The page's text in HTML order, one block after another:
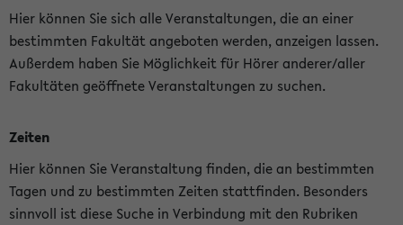
Hier können Sie sich alle Veranstaltungen, die an einer
bestimmten Fakultät angeboten werden, anzeigen lassen.
Außerdem haben Sie Möglichkeit für Hörer anderer/aller
Fakultäten geöffnete Veranstaltungen zu suchen.
Zeiten
Hier können Sie Veranstaltung finden, die an bestimmten
Tagen und zu bestimmten Zeiten stattfinden. Besonders
sinnvoll ist diese Suche in Verbindung mit den Rubriken